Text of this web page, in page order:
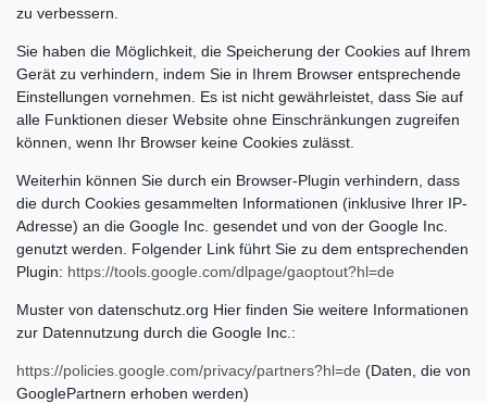
zu verbessern.
Sie haben die Möglichkeit, die Speicherung der Cookies auf Ihrem
Gerät zu verhindern, indem Sie in Ihrem Browser entsprechende
Einstellungen vornehmen. Es ist nicht gewährleistet, dass Sie auf
alle Funktionen dieser Website ohne Einschränkungen zugreifen
können, wenn Ihr Browser keine Cookies zulässt.
Weiterhin können Sie durch ein Browser-Plugin verhindern, dass
die durch Cookies gesammelten Informationen (inklusive Ihrer IP-
Adresse) an die Google Inc. gesendet und von der Google Inc.
genutzt werden. Folgender Link führt Sie zu dem entsprechenden
Plugin: https://tools.google.com/dlpage/gaoptout?hl=de
Muster von datenschutz.org Hier finden Sie weitere Informationen
zur Datennutzung durch die Google Inc.:
https://policies.google.com/privacy/partners?hl=de (Daten, die von
GooglePartnern erhoben werden)